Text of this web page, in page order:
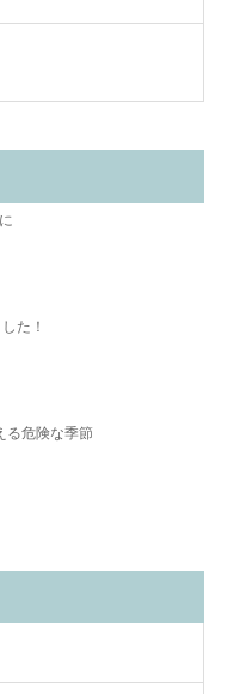
た！
る危険な季節